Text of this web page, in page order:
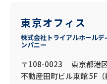
東京オフィス
株式会社トライアルホール
ンパニー
〒108-0023 東京都港
不動産田町ビル東館 5F（